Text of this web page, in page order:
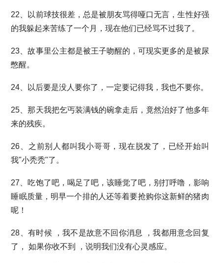
22、以前球技很差，总是被朋友骂得哑口无言，生性好强
的我躲起来苦练了一个月，现在他们已经骂不过我了。
23、故事里公主都是被王子吻醒的，可现实更多的是被尿
憋醒。
24、以后要是没人要你了，一定要记得我，我也不要你。
25、那天我把乞丐装满钱的碗拿走后，竟然治好了他多年
来的残疾。
26、之前别人都叫我小哥哥，现在脱发了，已经开始叫
我"小秃秃"了。
27、吃饱了吧，喝足了吧，该睡觉了吧，别打呼噜，影响
睡眠质量，明早一个排的人还等着要抢购你这新鲜的猪肉
呢！
28、有时候 ，我不是故意不回你消息 ，我都用意念回复
了， 如果你收不到 ，说明我们没有心灵感应。